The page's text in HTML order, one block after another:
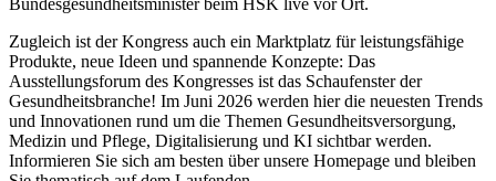
Zugleich ist der Kongress auch ein Marktplatz für leistungsfähige
Produkte, neue Ideen und spannende Konzepte: Das
Ausstellungsforum des Kongresses ist das Schaufenster der
Gesundheitsbranche! Im Juni 2026 werden hier die neuesten Trends
und Innovationen rund um die Themen Gesundheitsversorgung,
Medizin und Pflege, Digitalisierung und KI sichtbar werden.
Informieren Sie sich am besten über unsere Homepage und bleiben